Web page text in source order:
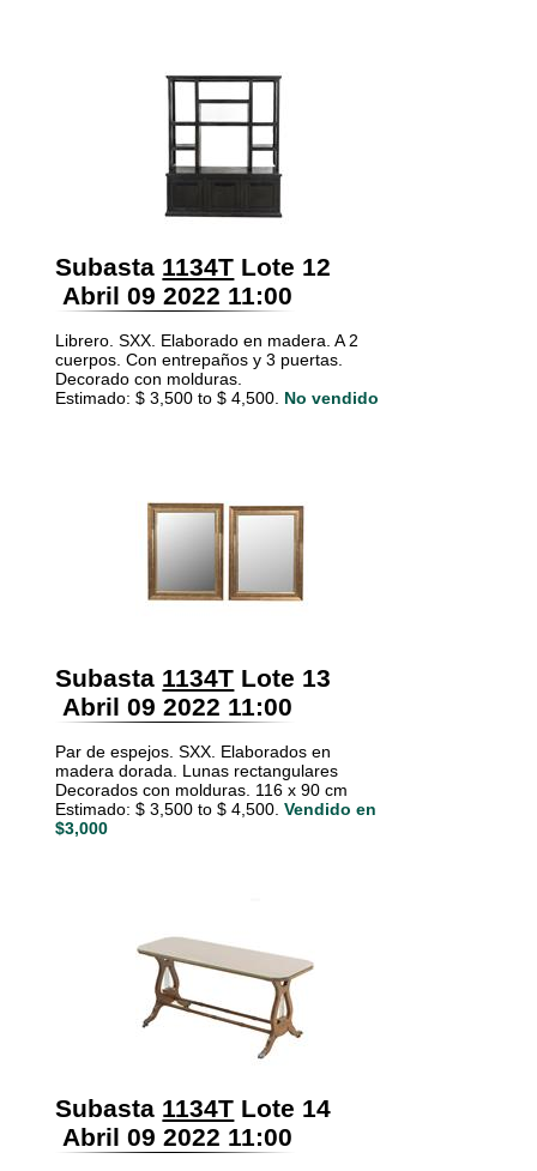
Subasta 1134T Lote 12
Abril 09 2022 11:00
Librero. SXX. Elaborado en madera. A 2
cuerpos. Con entrepaños y 3 puertas.
Decorado con molduras.
Estimado: $ 3,500 to $ 4,500. No vendido
Subasta 1134T Lote 13
Abril 09 2022 11:00
Par de espejos. SXX. Elaborados en
madera dorada. Lunas rectangulares
Decorados con molduras. 116 x 90 cm
Estimado: $ 3,500 to $ 4,500. Vendido en
$3,000
Subasta 1134T Lote 14
Abril 09 2022 11:00